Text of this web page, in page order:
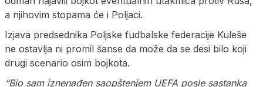
a njihovim stopama će i Poljaci.
Izjava predsednika Poljske fudbalske federacije Kuleše
ne ostavlja ni promil šanse da može da se desi bilo koji
drugi scenario osim bojkota.
“Bio sam iznenađen saopštenjem UEFA posle sastanka